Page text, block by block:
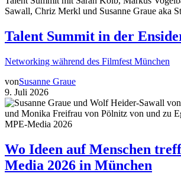
Talent Summit in der
Networking während des Filmfest München
vonSusanne Graue
9. Juli 2026
Wo Ideen auf Menschen
Media 2026 in München